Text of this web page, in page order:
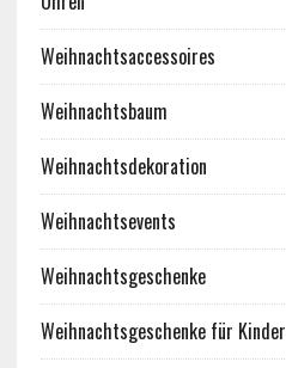
Weihnachtsaccessoires
Weihnachtsbaum
Weihnachtsdekoration
Weihnachtsevents
Weihnachtsgeschenke
Weihnachtsgeschenke für Kinder